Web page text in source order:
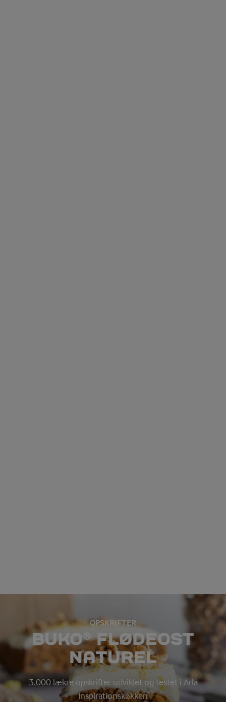
OPSKRIFTER
BUKO® FLØDEOST
NATUREL
3.000 lækre opskrifter udviklet og testet i Arla
Inspirationskøkken